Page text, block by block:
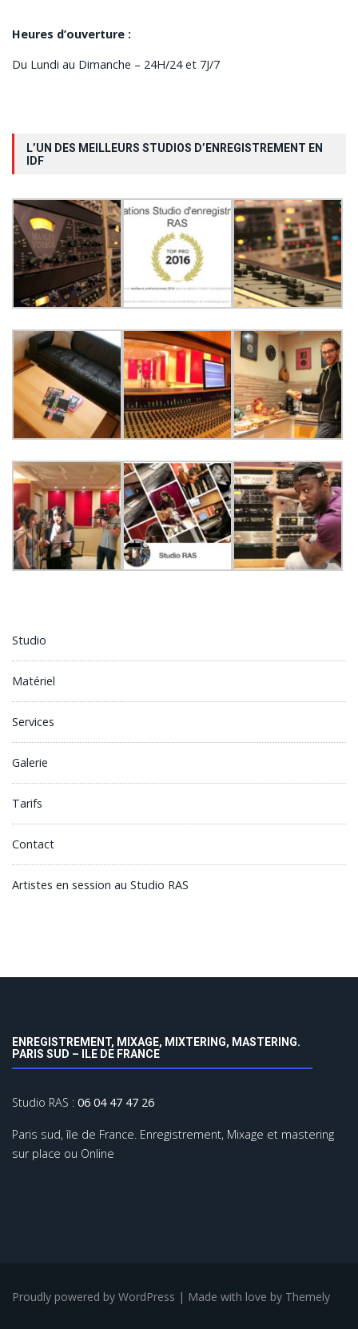
Heures d’ouverture :
Du Lundi au Dimanche – 24H/24 et 7J/7
L’UN DES MEILLEURS STUDIOS D’ENREGISTREMENT EN
IDF
Studio
Matériel
Services
Galerie
Tarifs
Contact
Artistes en session au Studio RAS
ENREGISTREMENT, MIXAGE, MIXTERING, MASTERING.
PARIS SUD – ILE DE FRANCE
Studio RAS : 06 04 47 47 26
Paris sud, île de France. Enregistrement, Mixage et mastering
sur place ou Online
Proudly powered by WordPress | Made with love by Themely